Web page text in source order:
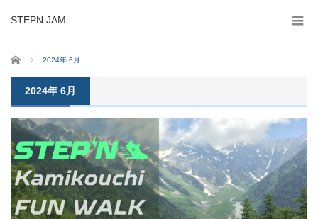
STEPN JAM
ホーム 2024年 6月
2024年 6月